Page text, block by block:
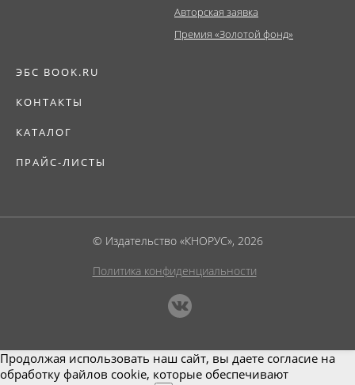
Авторская заявка
Премия «Золотой фонд»
ЭБС BOOK.RU
КОНТАКТЫ
КАТАЛОГ
ПРАЙС-ЛИСТЫ
© Издательство «КНОРУС», 2026
Политика конфиденциальности
Продолжая использовать наш сайт, вы даете согласие на
обработку файлов cookie, которые обеспечивают